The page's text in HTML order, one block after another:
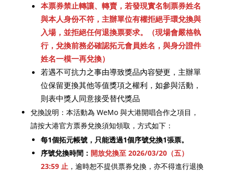
本票券禁止轉讓、轉賣， 若發現實名制票券姓名
與本人身份不符，主辦單位有權拒絕手環兌換與
入場，並拒絕任何退換票要求。（現場會嚴格執
行，兌換前務必確認拓元會員姓名，與身分證件
姓名一模一再兌換）
若遇不可抗力之事由導致獎品內容變更，主辦單
位保留更換其他等值獎項之權利，如參與活動，
則表中獎人同意接受替代獎品
兌換說明：本活動為 WeMo 與大港開唱合作之項目，
請按大港官方票券兌換須知領取，方式如下：
每1個拓元帳號，只能透過1個序號兌換1張票。
序號兌換時間： 開放兌換至 2026/03/20（五）
23:59 止，逾時恕不提供票券兌換，亦不得進行退換